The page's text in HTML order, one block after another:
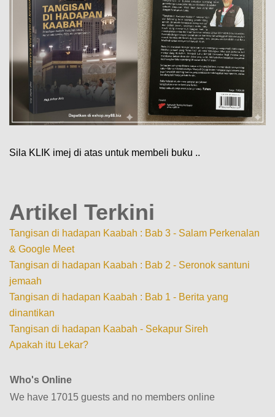
Sila KLIK imej di atas untuk membeli buku ..
Artikel Terkini
Tangisan di hadapan Kaabah : Bab 3 - Salam Perkenalan
& Google Meet
Tangisan di hadapan Kaabah : Bab 2 - Seronok santuni
jemaah
Tangisan di hadapan Kaabah : Bab 1 - Berita yang
dinantikan
Tangisan di hadapan Kaabah - Sekapur Sireh
Apakah itu Lekar?
Who's Online
We have 17015 guests and no members online